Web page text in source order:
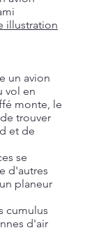
illustration
un avion
vol en
monte, le
trouver
et de
se
d'autres
planeur
cumulus
d'air